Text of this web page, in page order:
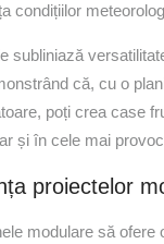
condițiilor
subliniază
că, cu o
poți crea case
și în cele mai
proiectelor
modulare să ofere